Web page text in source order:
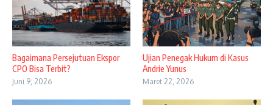
Bagaimana Persejutuan Ekspor
CPO Bisa Terbit?
Juni 9, 2026
Ujian Penegak Hukum di Kasus
Andrie Yunus
Maret 22, 2026